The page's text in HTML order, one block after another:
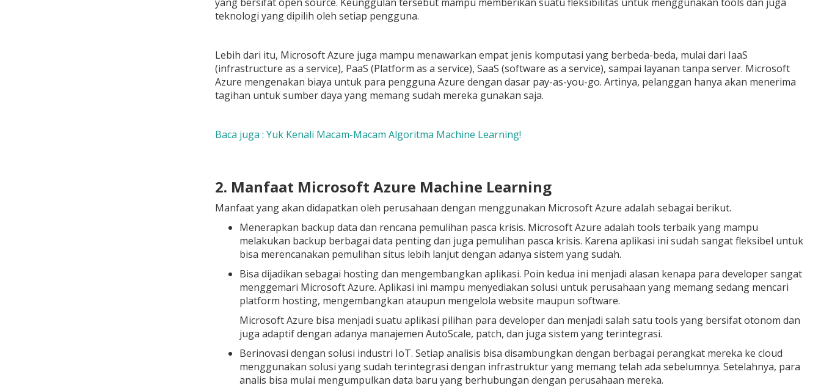
teknologi yang dipilih oleh setiap pengguna.
Lebih dari itu, Microsoft Azure juga mampu menawarkan empat jenis komputasi yang berbeda-beda, mulai dari IaaS
(infrastructure as a service), PaaS (Platform as a service), SaaS (software as a service), sampai layanan tanpa server. Microsoft
Azure mengenakan biaya untuk para pengguna Azure dengan dasar pay-as-you-go. Artinya, pelanggan hanya akan menerima
tagihan untuk sumber daya yang memang sudah mereka gunakan saja.
Baca juga : Yuk Kenali Macam-Macam Algoritma Machine Learning!
2. Manfaat Microsoft Azure Machine Learning
Manfaat yang akan didapatkan oleh perusahaan dengan menggunakan Microsoft Azure adalah sebagai berikut.
Menerapkan backup data dan rencana pemulihan pasca krisis. Microsoft Azure adalah tools terbaik yang mampu
melakukan backup berbagai data penting dan juga pemulihan pasca krisis. Karena aplikasi ini sudah sangat fleksibel untuk
bisa merencanakan pemulihan situs lebih lanjut dengan adanya sistem yang sudah.
Bisa dijadikan sebagai hosting dan mengembangkan aplikasi. Poin kedua ini menjadi alasan kenapa para developer sangat
menggemari Microsoft Azure. Aplikasi ini mampu menyediakan solusi untuk perusahaan yang memang sedang mencari
platform hosting, mengembangkan ataupun mengelola website maupun software.
Microsoft Azure bisa menjadi suatu aplikasi pilihan para developer dan menjadi salah satu tools yang bersifat otonom dan
juga adaptif dengan adanya manajemen AutoScale, patch, dan juga sistem yang terintegrasi.
Berinovasi dengan solusi industri IoT. Setiap analisis bisa disambungkan dengan berbagai perangkat mereka ke cloud
menggunakan solusi yang sudah terintegrasi dengan infrastruktur yang memang telah ada sebelumnya. Setelahnya, para
analis bisa mulai mengumpulkan data baru yang berhubungan dengan perusahaan mereka.